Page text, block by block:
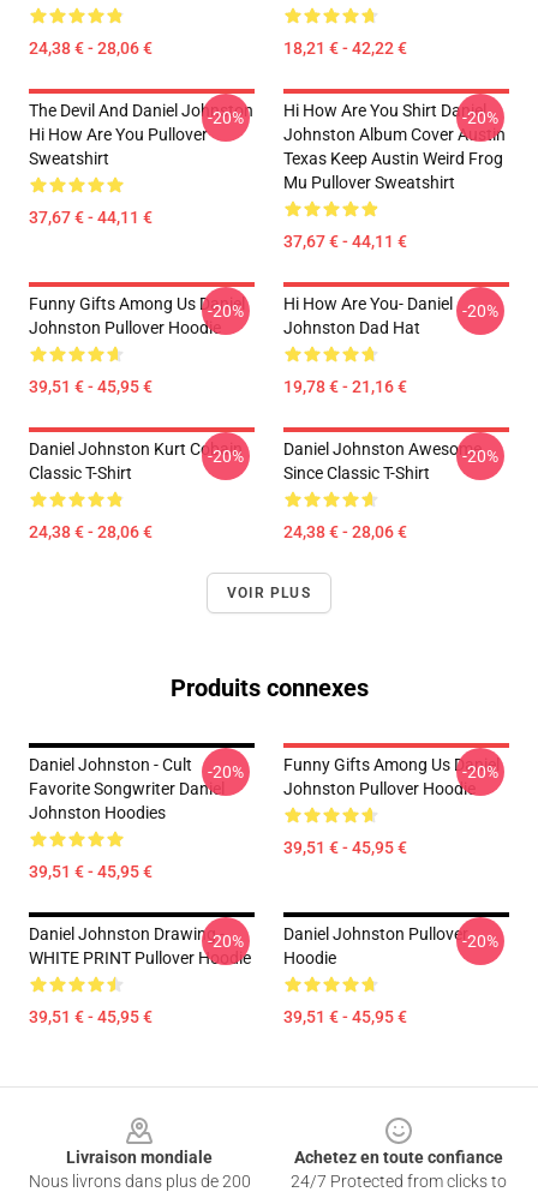
24,38 € - 28,06 € 18,21 € - 42,22 €
The Devil And Daniel Johnston
Hi How Are You Pullover
Sweatshirt
37,67 € - 44,11 €
-20%
Hi How Are You Shirt Daniel
Johnston Album Cover Austin
Texas Keep Austin Weird Frog
Mu Pullover Sweatshirt
37,67 € - 44,11 €
-20%
Funny Gifts Among Us Daniel
Johnston Pullover Hoodie
39,51 € - 45,95 €
-20%
Hi How Are You- Daniel
Johnston Dad Hat
19,78 € - 21,16 €
-20%
Daniel Johnston Kurt Cobain
Classic T-Shirt
24,38 € - 28,06 €
-20%
Daniel Johnston Awesome
Since Classic T-Shirt
24,38 € - 28,06 €
-20%
VOIR PLUS
Produits connexes
Daniel Johnston - Cult
Favorite Songwriter Daniel
Johnston Hoodies
39,51 € - 45,95 €
-20%
Funny Gifts Among Us Daniel
Johnston Pullover Hoodie
39,51 € - 45,95 €
-20%
Daniel Johnston Drawing -
WHITE PRINT Pullover Hoodie
39,51 € - 45,95 €
-20%
Daniel Johnston Pullover
Hoodie
39,51 € - 45,95 €
-20%
Livraison mondiale
Nous livrons dans plus de 200
Achetez en toute confiance
24/7 Protected from clicks to